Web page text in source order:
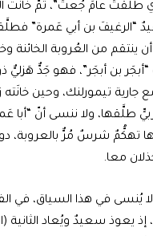
طلَّقتَ عامَ جُعتَ”، ثمّ خانت
“الرغيفَ بن أبي عَمرة”
أن ينتقم من العُروبة الخائنة
“أبجَر بن أبجَر”، فهو جَدٌّ
مع جارية تيمورلنك، وحين
طلَّقها، ولا ننسى أنّ “أبا
تهكُّمٌ شرسٌ مُرٌّ بالعروبة،
معا.
يُنسى في هذا السياق، في
إذ يعوذ سعيدٌ ويُعاد الثانية